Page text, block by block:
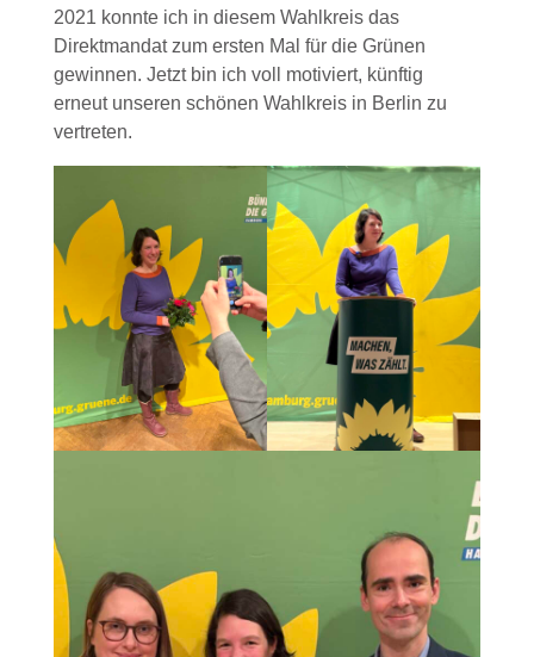
2021 konnte ich in diesem Wahlkreis das
Direktmandat zum ersten Mal für die Grünen
gewinnen. Jetzt bin ich voll motiviert, künftig
erneut unseren schönen Wahlkreis in Berlin zu
vertreten.